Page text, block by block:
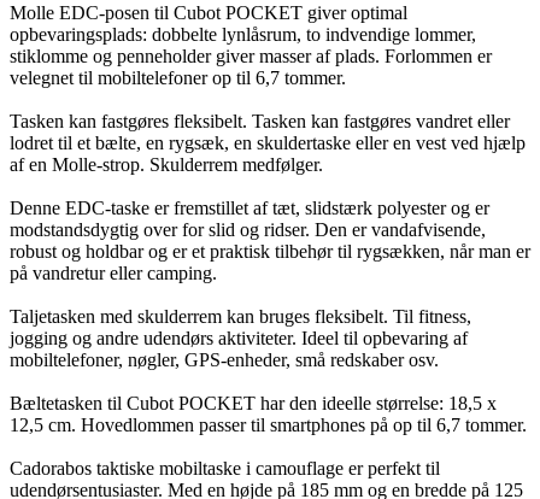
Molle EDC-posen til Cubot POCKET giver optimal
opbevaringsplads: dobbelte lynlåsrum, to indvendige lommer,
stiklomme og penneholder giver masser af plads. Forlommen er
velegnet til mobiltelefoner op til 6,7 tommer.
Tasken kan fastgøres fleksibelt. Tasken kan fastgøres vandret eller
lodret til et bælte, en rygsæk, en skuldertaske eller en vest ved hjælp
af en Molle-strop. Skulderrem medfølger.
Denne EDC-taske er fremstillet af tæt, slidstærk polyester og er
modstandsdygtig over for slid og ridser. Den er vandafvisende,
robust og holdbar og er et praktisk tilbehør til rygsækken, når man er
på vandretur eller camping.
Taljetasken med skulderrem kan bruges fleksibelt. Til fitness,
jogging og andre udendørs aktiviteter. Ideel til opbevaring af
mobiltelefoner, nøgler, GPS-enheder, små redskaber osv.
Bæltetasken til Cubot POCKET har den ideelle størrelse: 18,5 x
12,5 cm. Hovedlommen passer til smartphones på op til 6,7 tommer.
Cadorabos taktiske mobiltaske i camouflage er perfekt til
udendørsentusiaster. Med en højde på 185 mm og en bredde på 125